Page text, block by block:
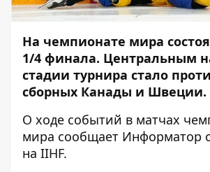
На чемпионате мира
1/4 финала. Центральным
стадии турнира стало
сборных Канады и Швеции.
О ходе событий в матчах
мира сообщает Информатор
на IIHF.